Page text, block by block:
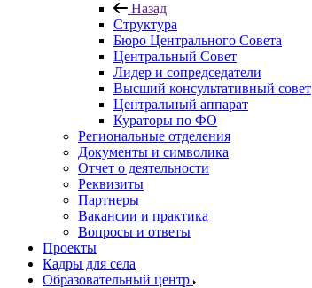
Назад
Структура
Бюро Центрального Совета
Центральный Совет
Лидер и сопредседатели
Высший консультативный совет
Центральный аппарат
Кураторы по ФО
Региональные отделения
Документы и символика
Отчет о деятельности
Реквизиты
Партнеры
Вакансии и практика
Вопросы и ответы
Проекты
Кадры для села
Образовательный центр